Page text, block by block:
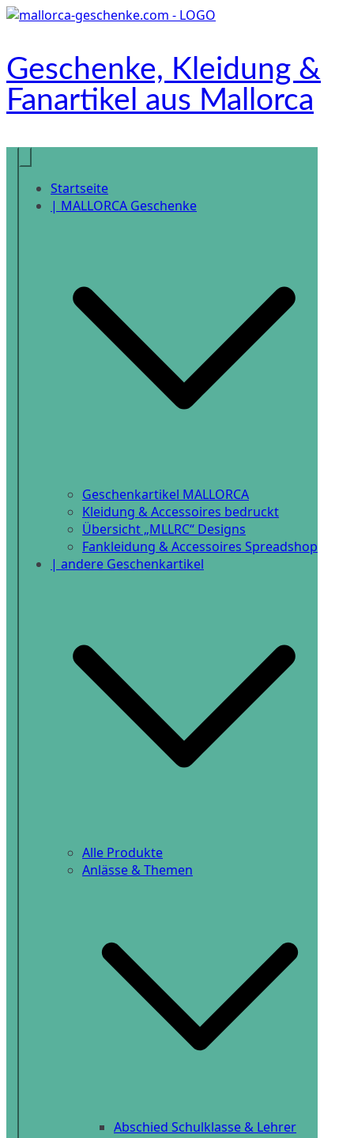
Zum
Geschenke, Kleidung &
Fanartikel aus Mallorca
Onlineshop
Startseite
| MALLORCA Geschenke
Geschenkartikel MALLORCA
Kleidung & Accessoires bedruckt
Übersicht „MLLRC“ Designs
Fankleidung & Accessoires Spreadshop
| andere Geschenkartikel
Alle Produkte
Anlässe & Themen
Abschied Schulklasse & Lehrer